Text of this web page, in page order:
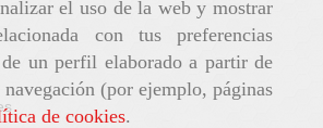
el uso de la web y mostrar
con tus preferencias
un perfil elaborado a partir de
(por ejemplo, páginas
de cookies.